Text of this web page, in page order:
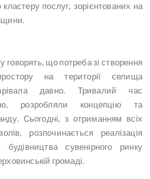
кластеру послуг, зорієнтованих на
говорять, що потреба зі створення
на території селища
давно. Тривалий час
розробляли концепцію та
Сьогодні, з отриманням всіх
розпочинається реалізація
будівництва сувенірного ринку
громаді.